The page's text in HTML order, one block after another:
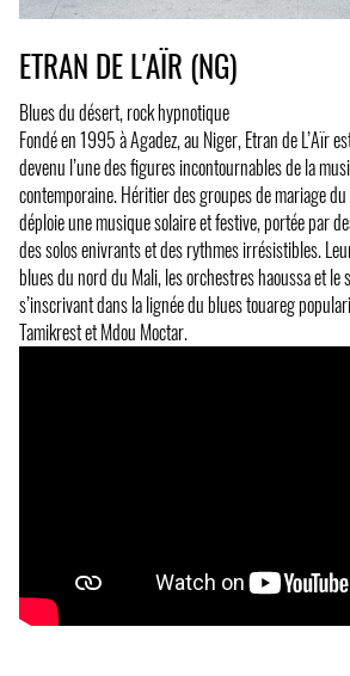
ETRAN DE L'AÏR (NG)
Blues du désert, rock hypnotique
Fondé en 1995 à Agadez, au Niger, Etran de L’Aïr
devenu l’une des figures incontournables de la
contemporaine. Héritier des groupes de mariage
déploie une musique solaire et festive, portée par
des solos enivrants et des rythmes irrésistibles.
blues du nord du Mali, les orchestres haoussa et le
s’inscrivant dans la lignée du blues touareg
Tamikrest et Mdou Moctar.